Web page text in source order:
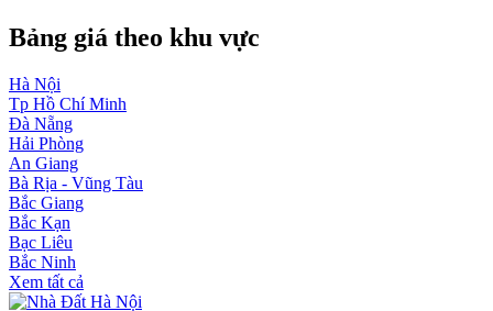
Bảng giá theo khu vực
Hà Nội
Tp Hồ Chí Minh
Đà Nẵng
Hải Phòng
An Giang
Bà Rịa - Vũng Tàu
Bắc Giang
Bắc Kạn
Bạc Liêu
Bắc Ninh
Xem tất cả